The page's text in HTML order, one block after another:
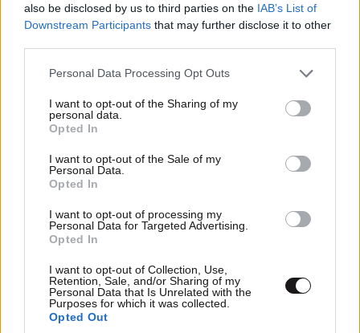
also be disclosed by us to third parties on the IAB’s List of
Downstream Participants that may further disclose it to other
Please note that this website/app uses one or more Google
not limited to your visit or usage behaviour. You may click to
grant or deny consent to Google and its third-party tags to
use your data for below specified purposes in below Google
consent section.
Personal Data Processing Opt Outs
I want to opt-out of the Sharing of my
personal data.
Opted In
I want to opt-out of the Sale of my
Personal Data.
Opted In
I want to opt-out of processing my
Personal Data for Targeted Advertising.
Opted In
I want to opt-out of Collection, Use,
Retention, Sale, and/or Sharing of my
Personal Data that Is Unrelated with the
Purposes for which it was collected.
Opted Out
Πώς να διατηρήσετε τη φόρμα σας στις
προσφέρει ό,τι χρειάζεστε